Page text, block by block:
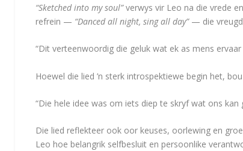
“Sketched into my soul”verwys vir Leo na die vrede
refrein — “Danced all night, sing all day”— die
“Dit verteenwoordig die geluk wat ek as mens
Hoewel die lied ’n sterk introspektiewe begin het,
“Die hele idee was om iets diep te skryf wat ons kan
Die lied reflekteer ook oor keuses, oorlewing en
Leo hoe belangrik selfbesluit en persoonlike